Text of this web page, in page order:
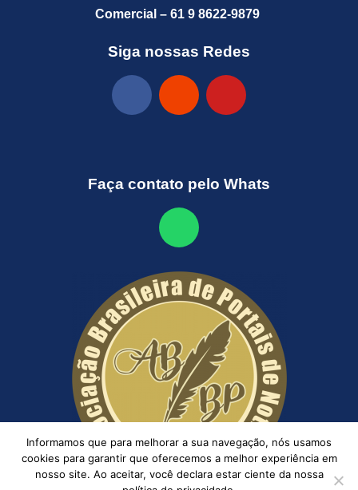
Comercial – 61 9 8622-9879
Siga nossas Redes
Faça contato pelo Whats
Informamos que para melhorar a sua navegação, nós usamos
cookies para garantir que oferecemos a melhor experiência em
nosso site. Ao aceitar, você declara estar ciente da nossa